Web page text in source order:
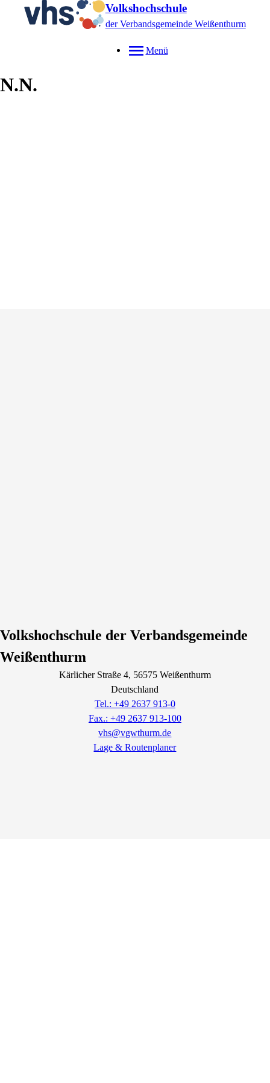
Volkshochschule
der Verbandsgemeinde Weißenthurm
Menü
N.N.
Volkshochschule der Verbandsgemeinde
Weißenthurm
Kärlicher Straße4, 56575 Weißenthurm
Deutschland
Tel.: +49 2637 913-0
Fax.: +49 2637 913-100
vhs@vgwthurm.de
Lage & Routenplaner